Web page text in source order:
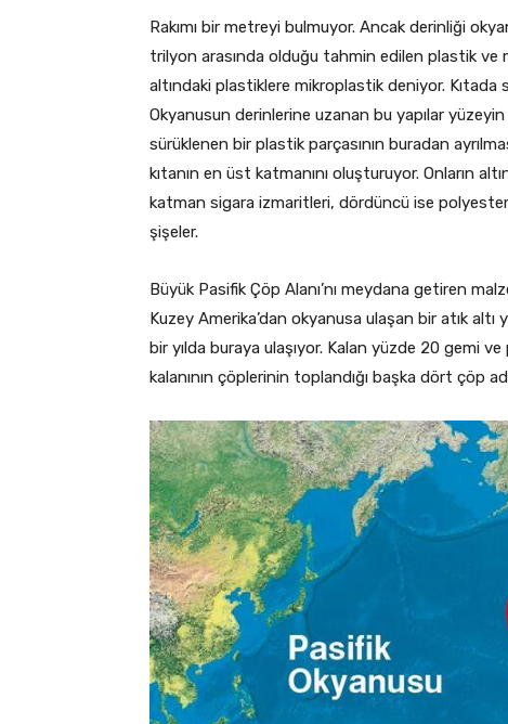
Rakımı bir metreyi bulmuyor. Ancak derinliği
trilyon arasında olduğu tahmin edilen plastik ve
altındaki plastiklere mikroplastik deniyor. Kıtada
Okyanusun derinlerine uzanan bu yapılar
sürüklenen bir plastik parçasının buradan
kıtanın en üst katmanını oluşturuyor. Onların
katman sigara izmaritleri, dördüncü ise
şişeler.
Büyük Pasifik Çöp Alanı’nı meydana getiren
Kuzey Amerika’dan okyanusa ulaşan bir atık
bir yılda buraya ulaşıyor. Kalan yüzde 20 gemi
kalanının çöplerinin toplandığı başka dört çöp